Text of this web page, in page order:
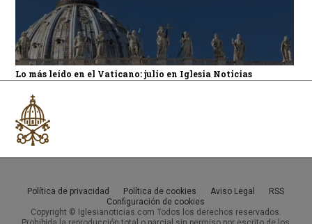
Lo más leído en el Vaticano: julio en Iglesia Noticias
Política de privacidad Política de cookies Aviso Legal
RSS
Configuración de cookies
Copyright © Iglesianoticias.com Todos los derechos reservados.